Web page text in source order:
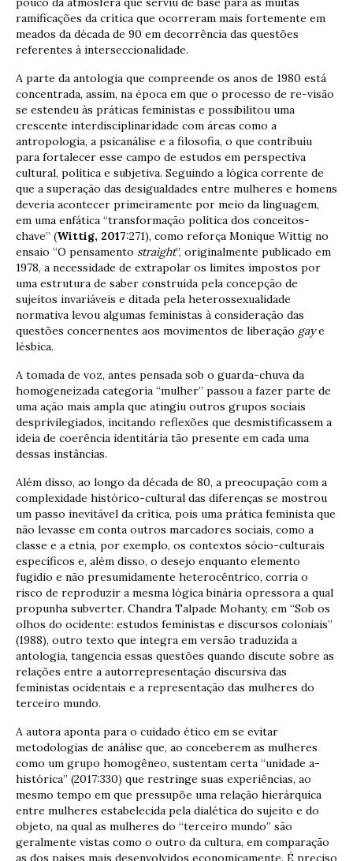
ramificações da crítica que ocorreram mais fortemente em
meados da década de 90 em decorrência das questões
referentes à interseccionalidade.
A parte da antologia que compreende os anos de 1980 está
concentrada, assim, na época em que o processo de re-visão
se estendeu às práticas feministas e possibilitou uma
crescente interdisciplinaridade com áreas como a
antropologia, a psicanálise e a filosofia, o que contribuiu
para fortalecer esse campo de estudos em perspectiva
cultural, política e subjetiva. Seguindo a lógica corrente de
que a superação das desigualdades entre mulheres e homens
deveria acontecer primeiramente por meio da linguagem,
em uma enfática “transformação política dos conceitos-
chave” (Wittig, 2017:271), como reforça Monique Wittig no
ensaio “O pensamento straight”, originalmente publicado em
1978, a necessidade de extrapolar os limites impostos por
uma estrutura de saber construída pela concepção de
sujeitos invariáveis e ditada pela heterossexualidade
normativa levou algumas feministas à consideração das
questões concernentes aos movimentos de liberação gaye
lésbica.
A tomada de voz, antes pensada sob o guarda-chuva da
homogeneizada categoria “mulher” passou a fazer parte de
uma ação mais ampla que atingiu outros grupos sociais
desprivilegiados, incitando reflexões que desmistificassem a
ideia de coerência identitária tão presente em cada uma
dessas instâncias.
Além disso, ao longo da década de 80, a preocupação com a
complexidade histórico-cultural das diferenças se mostrou
um passo inevitável da crítica, pois uma prática feminista que
não levasse em conta outros marcadores sociais, como a
classe e a etnia, por exemplo, os contextos sócio-culturais
específicos e, além disso, o desejo enquanto elemento
fugidio e não presumidamente heterocêntrico, corria o
risco de reproduzir a mesma lógica binária opressora a qual
propunha subverter. Chandra Talpade Mohanty, em “Sob os
olhos do ocidente: estudos feministas e discursos coloniais”
(1988), outro texto que integra em versão traduzida a
antologia, tangencia essas questões quando discute sobre as
relações entre a autorrepresentação discursiva das
feministas ocidentais e a representação das mulheres do
terceiro mundo.
A autora aponta para o cuidado ético em se evitar
metodologias de análise que, ao conceberem as mulheres
como um grupo homogêneo, sustentam certa “unidade a-
histórica” (2017:330) que restringe suas experiências, ao
mesmo tempo em que pressupõe uma relação hierárquica
entre mulheres estabelecida pela dialética do sujeito e do
objeto, na qual as mulheres do “terceiro mundo” são
geralmente vistas como o outro da cultura, em comparação
as dos países mais desenvolvidos economicamente. É preciso